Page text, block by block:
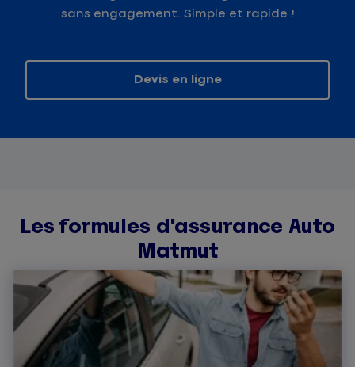
sans engagement. Simple et rapide !
Devis en ligne
Les formules d'assurance Auto
Matmut